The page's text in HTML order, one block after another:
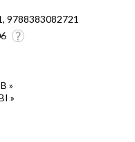
9788383082721
»
»